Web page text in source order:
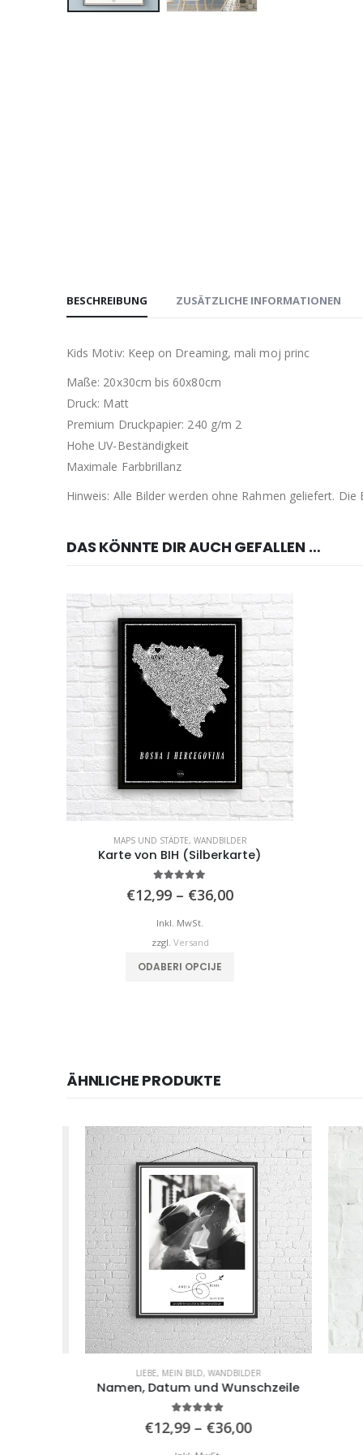
BESCHREIBUNG ZUSÄTZLICHE INFORMATIONEN
Kids Motiv: Keep on Dreaming, mali moj princ
Maße: 20x30cm bis 60x80cm
Druck: Matt
Premium Druckpapier: 240 g/m 2
Hohe UV-Beständigkeit
Maximale Farbbrillanz
Hinweis: Alle Bilder werden ohne Rahmen geliefert.
DAS KÖNNTE DIR AUCH GEFALLEN …
MAPS UND STÄDTE, WANDBILDER
Karte von BIH (Silberkarte)
€12,99 – €36,00Preisspanne:
Inkl. MwSt.
zzgl. Versand
ODABERI OPCIJE
ÄHNLICHE PRODUKTE
LIEBE,MEIN BILD ,WANDBILDER
Namen, Datum und Wunschzeile
12,99 –€36,00Preisspanne: